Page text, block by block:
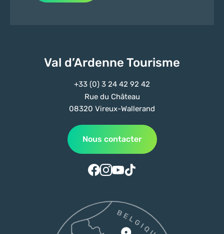
Val d’Ardenne Tourisme
+33 (0) 3 24 42 92 42
Rue du Château
08320 Vireux-Wallerand
Nous contacter
Suivez-nous sur Facebook
Suivez-nous sur Instagram
Suivez-nous sur Youtube
Suivez-nous sur Tiktok